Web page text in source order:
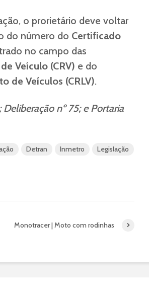
o prorietário deve voltar
do número do Certificado
no campo das
Veículo (CRV) e do
de Veículos (CRLV).
Deliberação nº 75; e Portaria
Detran Inmetro
Legislação
Monotracer | Moto com rodinhas